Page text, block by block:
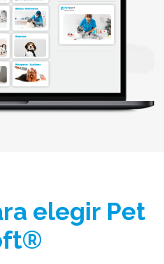
elegir Pet